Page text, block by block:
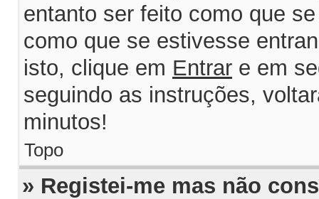
entanto ser feito como que
como que se estivesse
isto, clique em Entrar e em
seguindo as instruções,
minutos!
Topo
» Registei-me mas não